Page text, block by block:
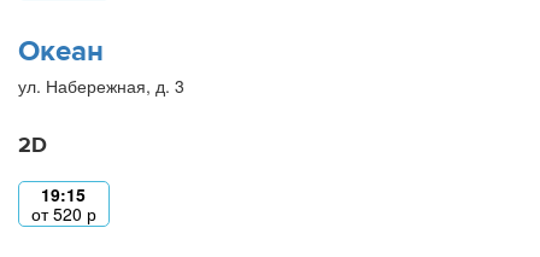
Океан
ул. Набережная, д. 3
2D
19:15
от520 р